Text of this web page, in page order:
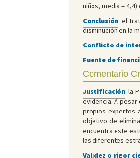
niños, media = 4,4)
Conclusión: el
disminución en la
Conflicto de
Fuente de
Comentario
Justificación: la
evidencia. A
propios expertos
objetivo de
encuentra este
las diferentes
Validez o rigor